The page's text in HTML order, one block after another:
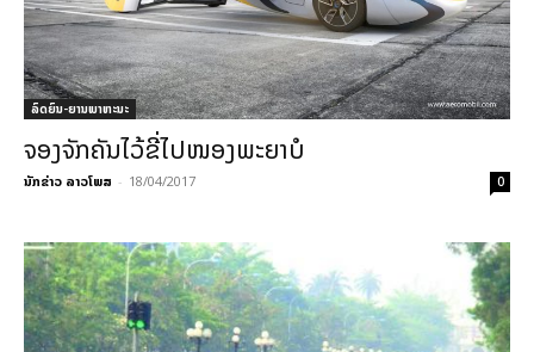
ລົດຍົນ-ຍານພາຫະນະ
ຈອງຈັກຄັນໄວ້ຂີ່ໄປໜອງພະຍາບໍ
ນັກຂ່າວ ລາວໂພສ - 18/04/2017 0